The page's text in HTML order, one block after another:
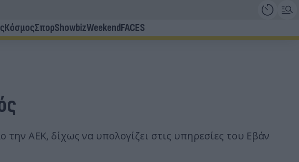
ΚόσμοςΣπορShowbizWeekendFACES
ΑΕΚ, δίχως να υπολογίζει στις υπηρεσίες του Εβάν